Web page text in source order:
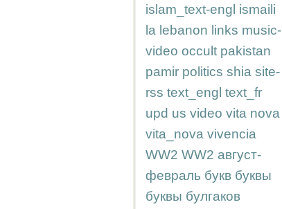
islam_text-engl ismaili
la lebanon links music-
video occult pakistan
pamir politics shia site-
rss text_engl text_fr
upd us video vita nova
vita_nova vivencia
WW2 WW2 август-
февраль букв буквы
буквы булгаков